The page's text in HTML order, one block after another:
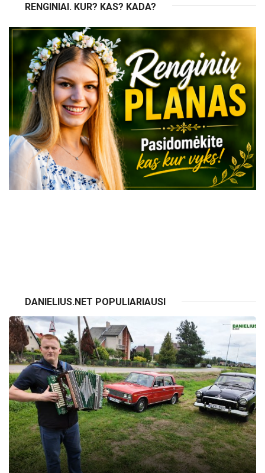
RENGINIAI. KUR? KAS? KADA?
DANIELIUS.NET POPULIARIAUSI